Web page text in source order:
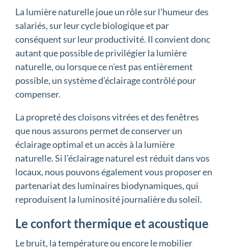
La lumière naturelle joue un rôle sur l’humeur des
salariés, sur leur cycle biologique et par
conséquent sur leur productivité. Il convient donc
autant que possible de privilégier la lumière
naturelle, ou lorsque ce n’est pas entièrement
possible, un système d’éclairage contrôlé pour
compenser.
La propreté des cloisons vitrées et des fenêtres
que nous assurons permet de conserver un
éclairage optimal et un accès à la lumière
naturelle. Si l’éclairage naturel est réduit dans vos
locaux, nous pouvons également vous proposer en
partenariat des luminaires biodynamiques, qui
reproduisent la luminosité journalière du soleil.
Le confort thermique et acoustique
Le bruit, la température ou encore le mobilier